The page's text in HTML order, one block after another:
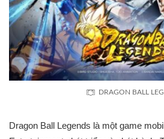
DRAGON BALL
Dragon Ball Legends là một game